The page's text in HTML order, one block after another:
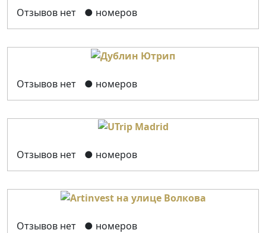
Отзывов нет ● номеров
Отзывов нет ● номеров
Отзывов нет ● номеров
Отзывов нет ● номеров